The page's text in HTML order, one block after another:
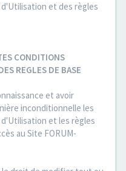
et des règles
CONDITIONS
REGLES DE BASE
et avoir
inconditionnelle les
et les règles
au Site FORUM-